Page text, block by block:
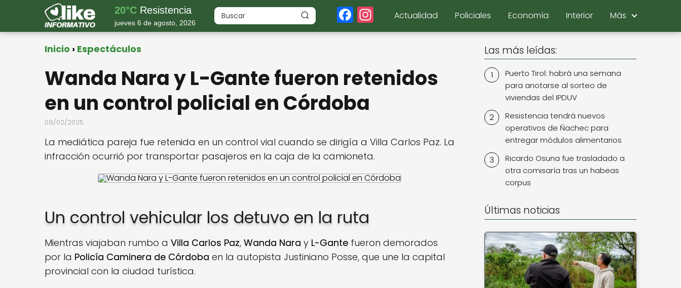
20°CResistencia
jueves 6 de agosto, 2026 F
a
b
o
o
In
st
r
Actualidad Policiales Economía Interior Más
Inicio Espectáculos
Wanda Nara y L-Gante fueron retenidos
en un control policial en Córdoba
09/02/2025
La mediática pareja fue retenida en un control vial cuando se dirigía a Villa Carlos Paz. La
infracción ocurrió por transportar pasajeros en la caja de la camioneta.
Un control vehicular los detuvo en la ruta
Mientras viajaban rumbo a Villa Carlos Paz, Wanda Nara y L-Gante fueron demorados
por la Policía Caminera de Córdoba en la autopista Justiniano Posse, que une la capital
provincial con la ciudad turística.
Las más leídas:
Puerto Tirol: habrá una semana
para anotarse al sorteo de
viviendas del IPDUV
Resistencia tendrá nuevos
operativos de Ñachec para
entregar módulos alimentarios
Ricardo Osuna fue trasladado a
otra comisaría tras un habeas
corpus
Últimas noticias